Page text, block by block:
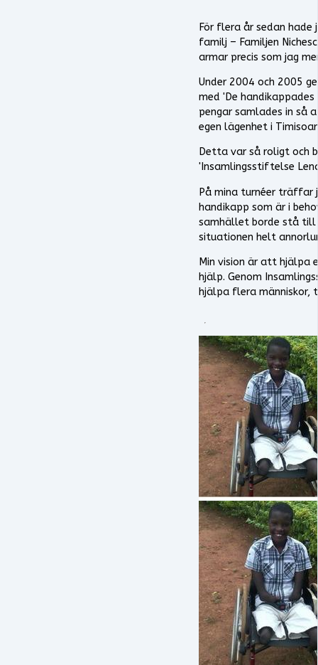
För flera år sedan
familj – Familjen
armar precis som jag
Under 2004 och 2005
med 'De
pengar samlades in så
egen lägenhet i
Detta var så roligt och
'Insamlingsstiftelse
På mina turnéer träffar
handikapp som är i
samhället borde stå till
situationen helt
Min vision är att hjälpa
hjälp. Genom
hjälpa flera människor,